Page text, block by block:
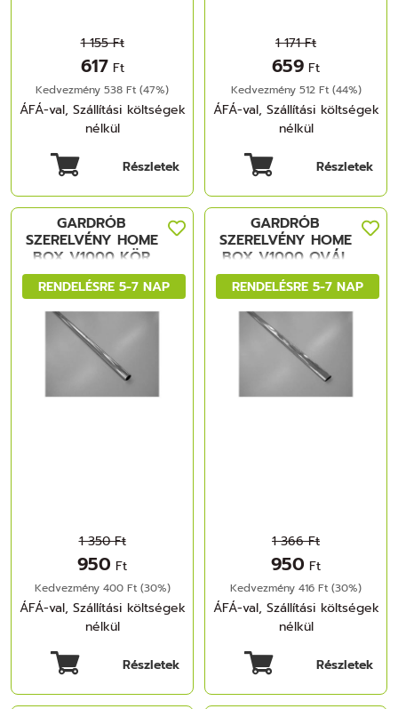
1 155 Ft
617 Ft
Kedvezmény 538 Ft (47%)
ÁFÁ-val, Szállítási költségek
nélkül
Részletek
1 171 Ft
659 Ft
Kedvezmény 512 Ft (44%)
ÁFÁ-val, Szállítási költségek
nélkül
Részletek
RENDELÉSRE 5-7 NAP
GARDRÓB
SZERELVÉNY HOME
BOX V1000 KÖR
1 350 Ft
950 Ft
Kedvezmény 400 Ft (30%)
ÁFÁ-val, Szállítási költségek
nélkül
Részletek
RENDELÉSRE 5-7 NAP
GARDRÓB
SZERELVÉNY HOME
BOX V1000 OVÁL
VÁLLFATARTÓ RÚD
KRÓM
1 366 Ft
950 Ft
Kedvezmény 416 Ft (30%)
ÁFÁ-val, Szállítási költségek
nélkül
Részletek